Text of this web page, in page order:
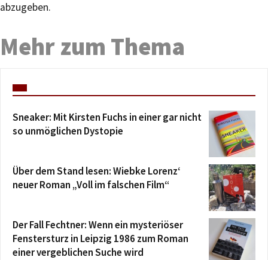
abzugeben.
Mehr zum Thema
Sneaker: Mit Kirsten Fuchs in einer gar nicht
so unmöglichen Dystopie
Über dem Stand lesen: Wiebke Lorenz‘
neuer Roman „Voll im falschen Film“
Der Fall Fechtner: Wenn ein mysteriöser
Fenstersturz in Leipzig 1986 zum Roman
einer vergeblichen Suche wird